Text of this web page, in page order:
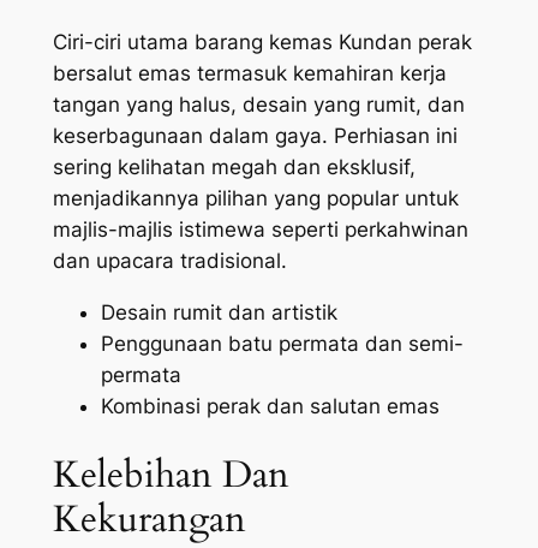
Ciri-ciri utama barang kemas Kundan perak
bersalut emas termasuk kemahiran kerja
tangan yang halus, desain yang rumit, dan
keserbagunaan dalam gaya. Perhiasan ini
sering kelihatan megah dan eksklusif,
menjadikannya pilihan yang popular untuk
majlis-majlis istimewa seperti perkahwinan
dan upacara tradisional.
Desain rumit dan artistik
Penggunaan batu permata dan semi-
permata
Kombinasi perak dan salutan emas
Kelebihan Dan
Kekurangan